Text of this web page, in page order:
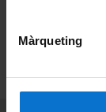
Màrqueting